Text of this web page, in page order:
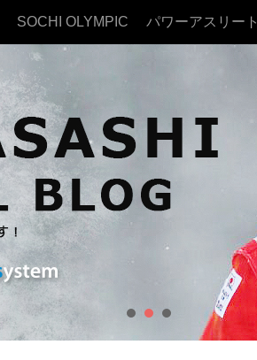
SOCHI OLYMPIC パワーアスリート